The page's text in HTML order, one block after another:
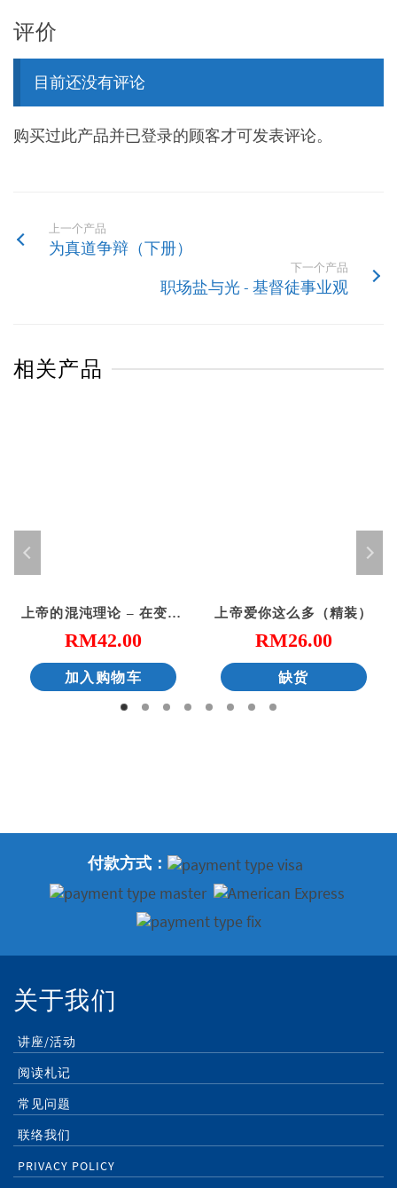
评价
目前还没有评论
购买过此产品并已登录的顾客才可发表评论。
上一个产品
为真道争辩（下册）
下一个产品
职场盐与光 - 基督徒事业观
相关产品
上帝的混沌理论 – 在变动中赐予新生命
RM42.00
加入购物车
上帝爱你这么多（精装）
RM26.00
缺货
付款方式：
关于我们
讲座/活动
阅读札记
常见问题
联络我们
PRIVACY POLICY